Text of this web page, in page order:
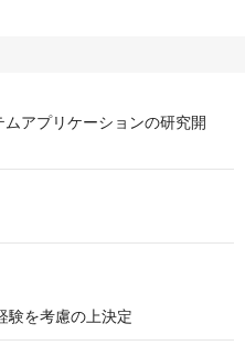
アプリケーションの研究開
験を考慮の上決定